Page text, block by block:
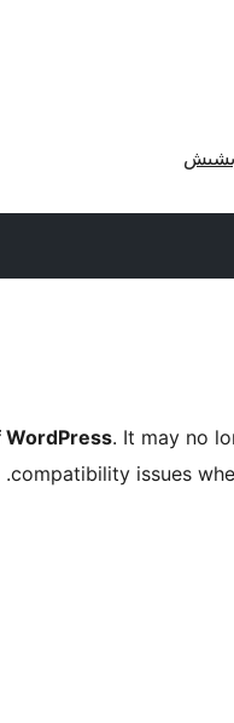
WordPress. It may no
compatibility issues